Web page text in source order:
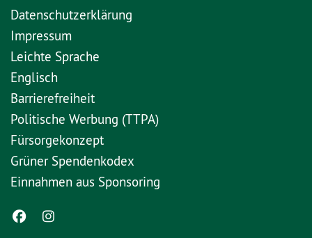
Datenschutzerklärung
Impressum
Leichte Sprache
Englisch
Barrierefreiheit
Politische Werbung (TTPA)
Fürsorgekonzept
Grüner Spendenkodex
Einnahmen aus Sponsoring